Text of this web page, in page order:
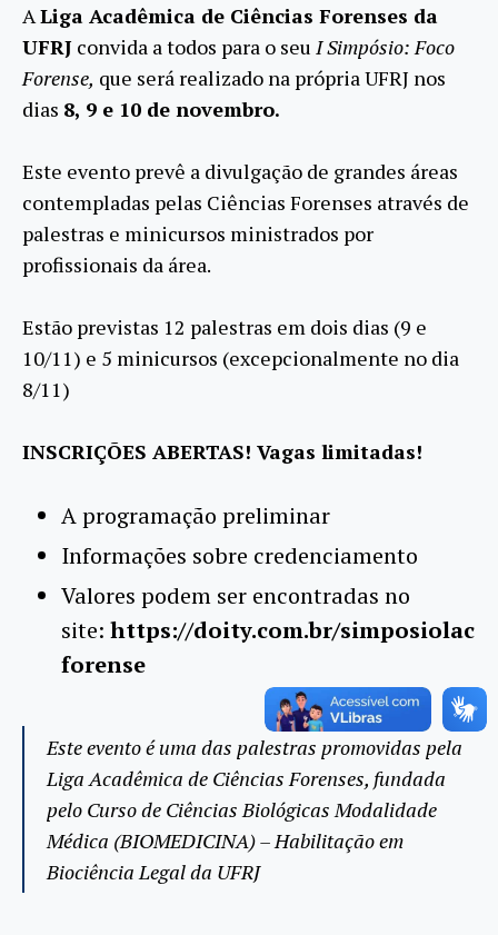
A Liga Acadêmica de Ciências Forenses da
UFRJ convida a todos para o seu I Simpósio: Foco
Forense, que será realizado na própria UFRJ nos
dias 8, 9 e 10 de novembro.
Este evento prevê a divulgação de grandes áreas
contempladas pelas Ciências Forenses através de
palestras e minicursos ministrados por
profissionais da área.
Estão previstas 12 palestras em dois dias (9 e
10/11) e 5 minicursos (excepcionalmente no dia
8/11)
INSCRIÇÕES ABERTAS! Vagas limitadas!
A programação preliminar
Informações sobre credenciamento
Valores podem ser encontradas no
site: https://doity.com.br/simposiolac
forense
Este evento é uma das palestras promovidas pela
Liga Acadêmica de Ciências Forenses, fundada
pelo Curso de Ciências Biológicas Modalidade
Médica (BIOMEDICINA) – Habilitação em
Biociência Legal da UFRJ